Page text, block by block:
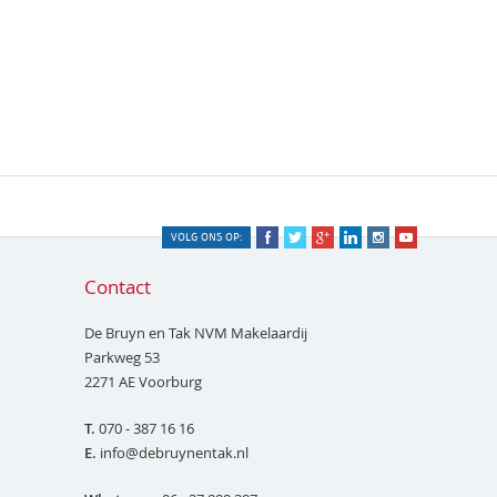
VOLG ONS OP:
Contact
De Bruyn en Tak NVM Makelaardij
Parkweg 53
2271 AEVoorburg
T. 070 - 387 16 16
E. info@debruynentak.nl